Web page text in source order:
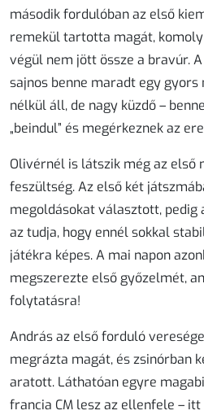
második fordulóban az első
remekül tartotta magát,
végül nem jött össze a bravúr.
sajnos benne maradt egy
nélkül áll, de nagy küzdő –
„beindul” és megérkeznek az
Olivérnél is látszik még az első
feszültség. Az első két
megoldásokat választott,
az tudja, hogy ennél sokkal
játékra képes. A mai napon
megszerezte első győzelmét,
folytatásra!
Andrásaz első forduló
megrázta magát, és zsinórban
aratott. Láthatóan egyre
francia CM lesz az ellenfele –